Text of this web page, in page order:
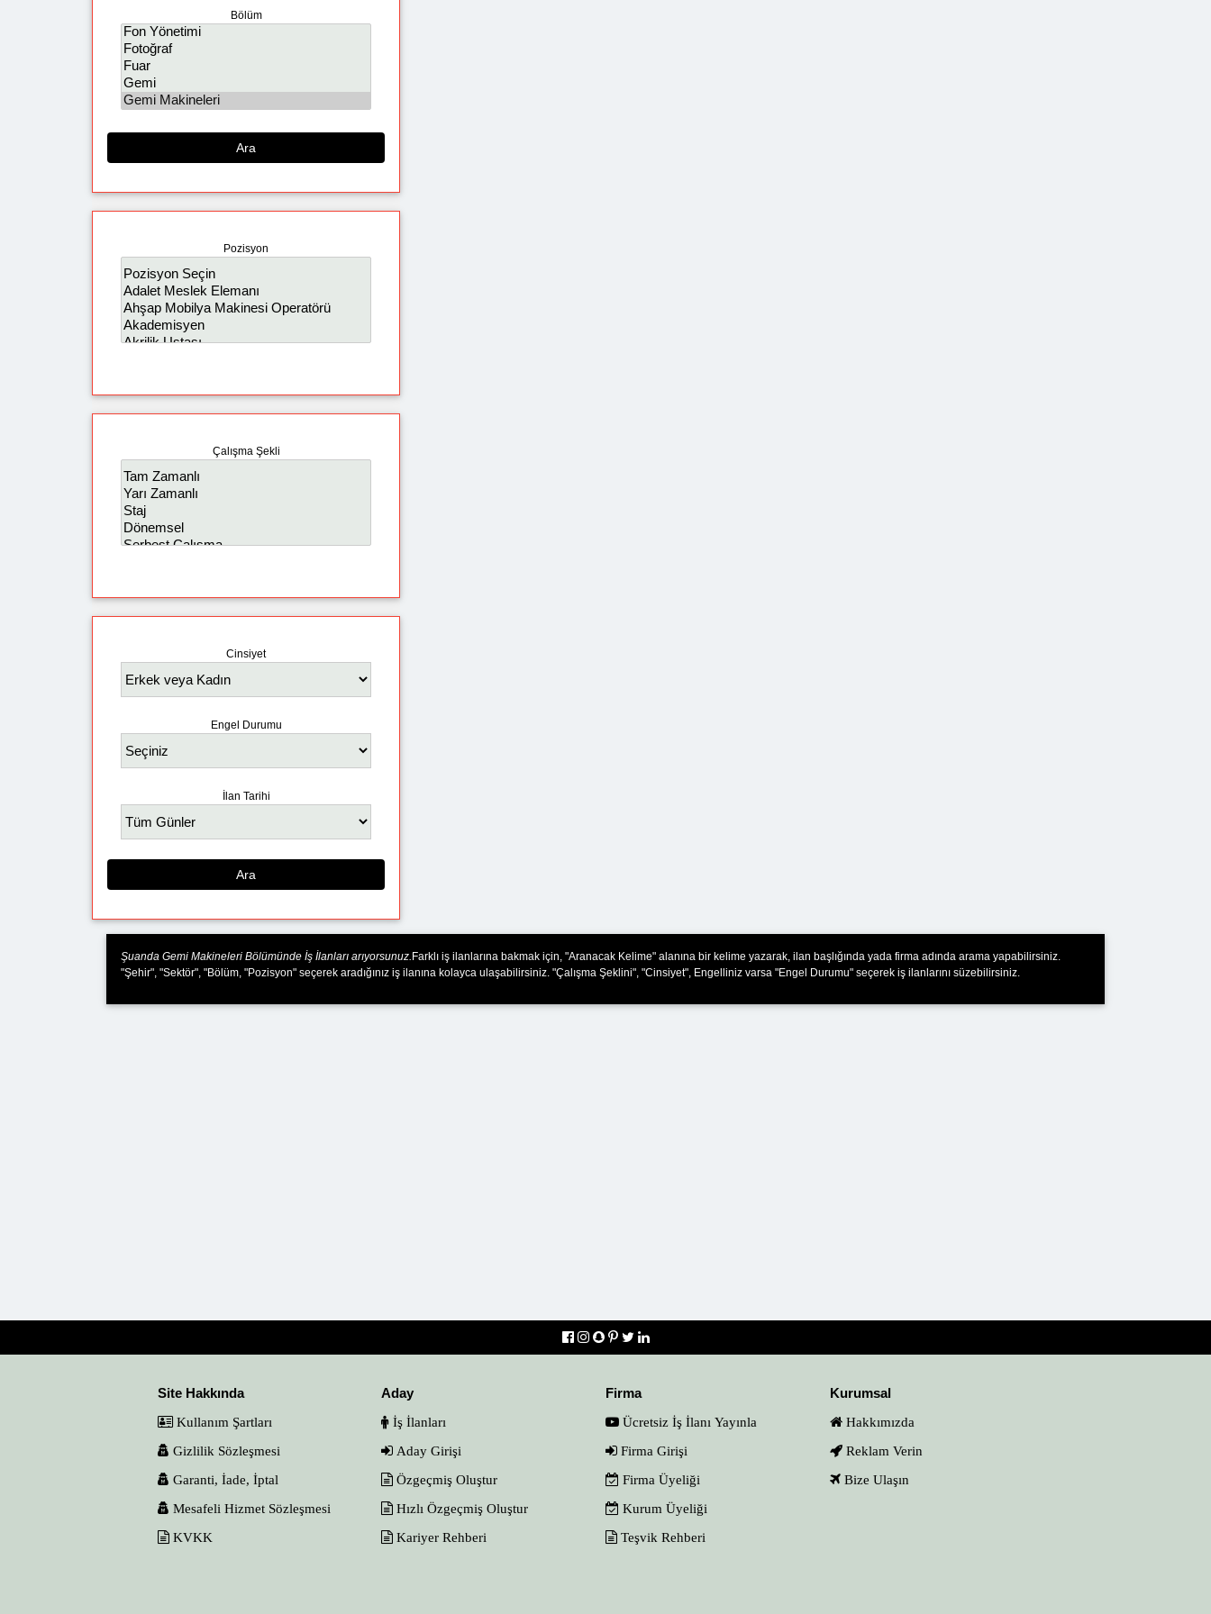
Bölüm
Ara
Pozisyon
Çalışma Şekli
Cinsiyet
Engel Durumu
İlan Tarihi
Ara
Şuanda Gemi Makineleri Bölümünde İş İlanları arıyorsunuz. Farklı iş ilanlarına bakmak için, "Aranacak Kelime" alanına bir kelime yazarak, ilan başlığında yada firma adında arama yapabilirsiniz.
"Şehir", "Sektör", "Bölüm, "Pozisyon" seçerek aradığınız iş ilanına kolayca ulaşabilirsiniz. "Çalışma Şeklini", "Cinsiyet", Engelliniz varsa "Engel Durumu" seçerek iş ilanlarını süzebilirsiniz.
Site Hakkında
Kullanım Şartları
Gizlilik Sözleşmesi
Garanti, İade, İptal
Mesafeli Hizmet Sözleşmesi
KVKK
Aday
İş İlanları
Aday Girişi
Özgeçmiş Oluştur
Hızlı Özgeçmiş Oluştur
Kariyer Rehberi
Firma
Ücretsiz İş İlanı Yayınla
Firma Girişi
Firma Üyeliği
Kurum Üyeliği
Teşvik Rehberi
Kurumsal
Hakkımızda
Reklam Verin
Bize Ulaşın